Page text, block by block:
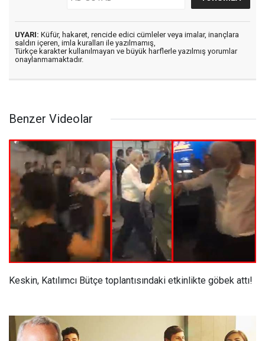
UYARI: Küfür, hakaret, rencide edici cümleler veya imalar, inançlara
saldırı içeren, imla kuralları ile yazılmamış,
Türkçe karakter kullanılmayan ve büyük harflerle yazılmış yorumlar
onaylanmamaktadır.
Benzer Videolar
Keskin, Katılımcı Bütçe toplantısındaki etkinlikte göbek attı!